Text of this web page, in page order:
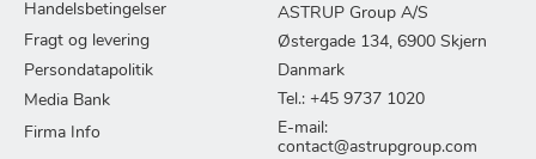
Handelsbetingelser
Fragt og levering
Persondatapolitik
Media Bank
Firma Info
ASTRUP Group A/S
Østergade 134, 6900 Skjern
Danmark
Tel.: +45 9737 1020
E-mail:
contact@astrupgroup.com